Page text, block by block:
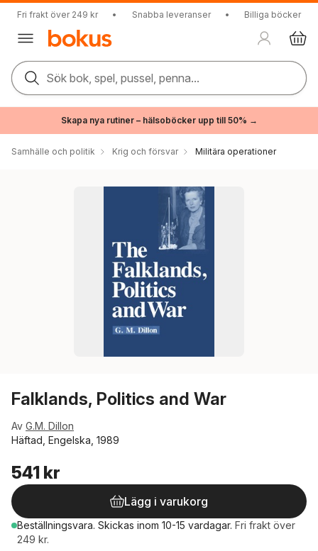
Fri frakt över 249 kr • Snabba leveranser • Billiga böcker
Sök bok, spel, pussel, penna...
Skapa nya rutiner – hälsoböcker upp till 50% →
Samhälle och politik Krig och försvar Militära operationer
Falklands, Politics and War
Av G.M. Dillon
Häftad, Engelska, 1989
541 kr
Lägg i varukorg
Beställningsvara. Skickas inom 10-15 vardagar. Fri frakt över
249 kr.